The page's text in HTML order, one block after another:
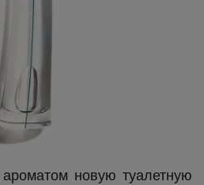
новую туалетную